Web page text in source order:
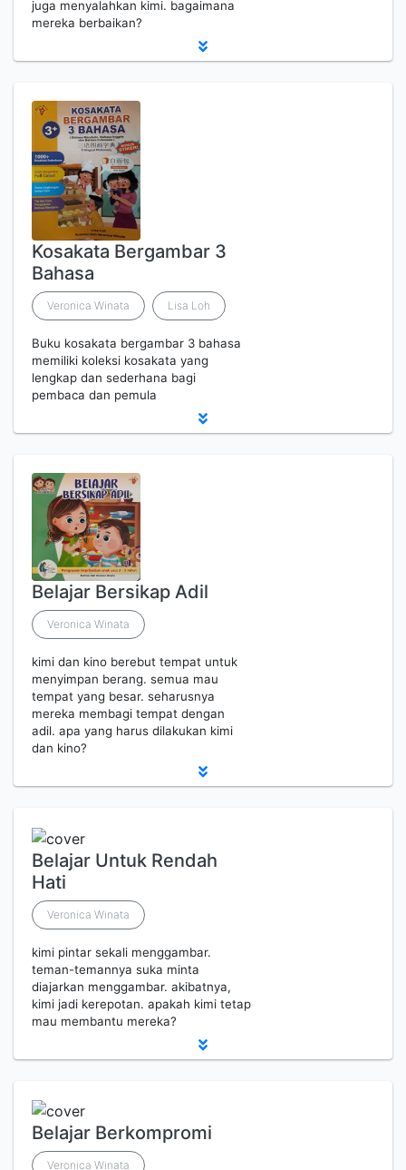
juga menyalahkan kimi. bagaimana
mereka berbaikan?
Kosakata Bergambar 3
Bahasa
Veronica Winata Lisa Loh
Buku kosakata bergambar 3 bahasa
memiliki koleksi kosakata yang
lengkap dan sederhana bagi
pembaca dan pemula
Belajar Bersikap Adil
Veronica Winata
kimi dan kino berebut tempat untuk
menyimpan berang. semua mau
tempat yang besar. seharusnya
mereka membagi tempat dengan
adil. apa yang harus dilakukan kimi
dan kino?
Belajar Untuk Rendah
Hati
Veronica Winata
kimi pintar sekali menggambar.
teman-temannya suka minta
diajarkan menggambar. akibatnya,
kimi jadi kerepotan. apakah kimi tetap
mau membantu mereka?
Belajar Berkompromi
Veronica Winata